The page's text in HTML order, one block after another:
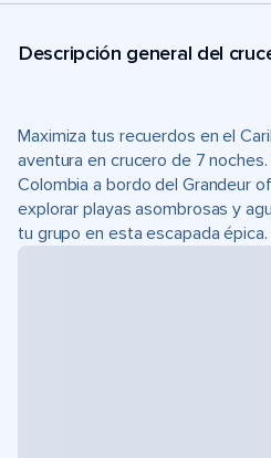
Descripción general del
Maximiza tus recuerdos en el
aventura en crucero de 7
Colombia a bordo del Grandeur
explorar playas asombrosas y
tu grupo en esta escapada épica.